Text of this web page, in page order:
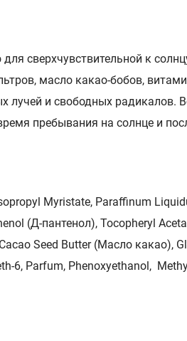
сверхчувствительной к
масло какао-бобов,
лучей и свободных радикалов.
пребывания на солнце и
Myristate, Paraffinum
(Д-пантенол), Tocopheryl
Seed Butter (Масло какао),
6, Parfum, Phenoxyethanol,